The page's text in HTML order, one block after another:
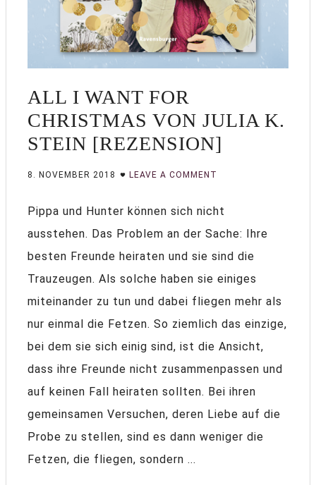
ALL I WANT FOR
CHRISTMAS VON JULIA K.
STEIN [REZENSION]
8. NOVEMBER 2018 LEAVE A COMMENT
Pippa und Hunter können sich nicht
ausstehen. Das Problem an der Sache: Ihre
besten Freunde heiraten und sie sind die
Trauzeugen. Als solche haben sie einiges
miteinander zu tun und dabei fliegen mehr als
nur einmal die Fetzen. So ziemlich das einzige,
bei dem sie sich einig sind, ist die Ansicht,
dass ihre Freunde nicht zusammenpassen und
auf keinen Fall heiraten sollten. Bei ihren
gemeinsamen Versuchen, deren Liebe auf die
Probe zu stellen, sind es dann weniger die
Fetzen, die fliegen, sondern ...